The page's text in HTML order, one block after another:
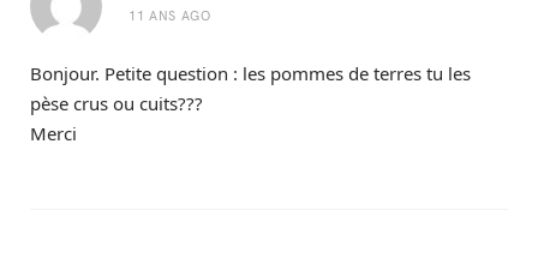
11 ANS AGO
Bonjour. Petite question : les pommes de terres tu les
pèse crus ou cuits???
Merci